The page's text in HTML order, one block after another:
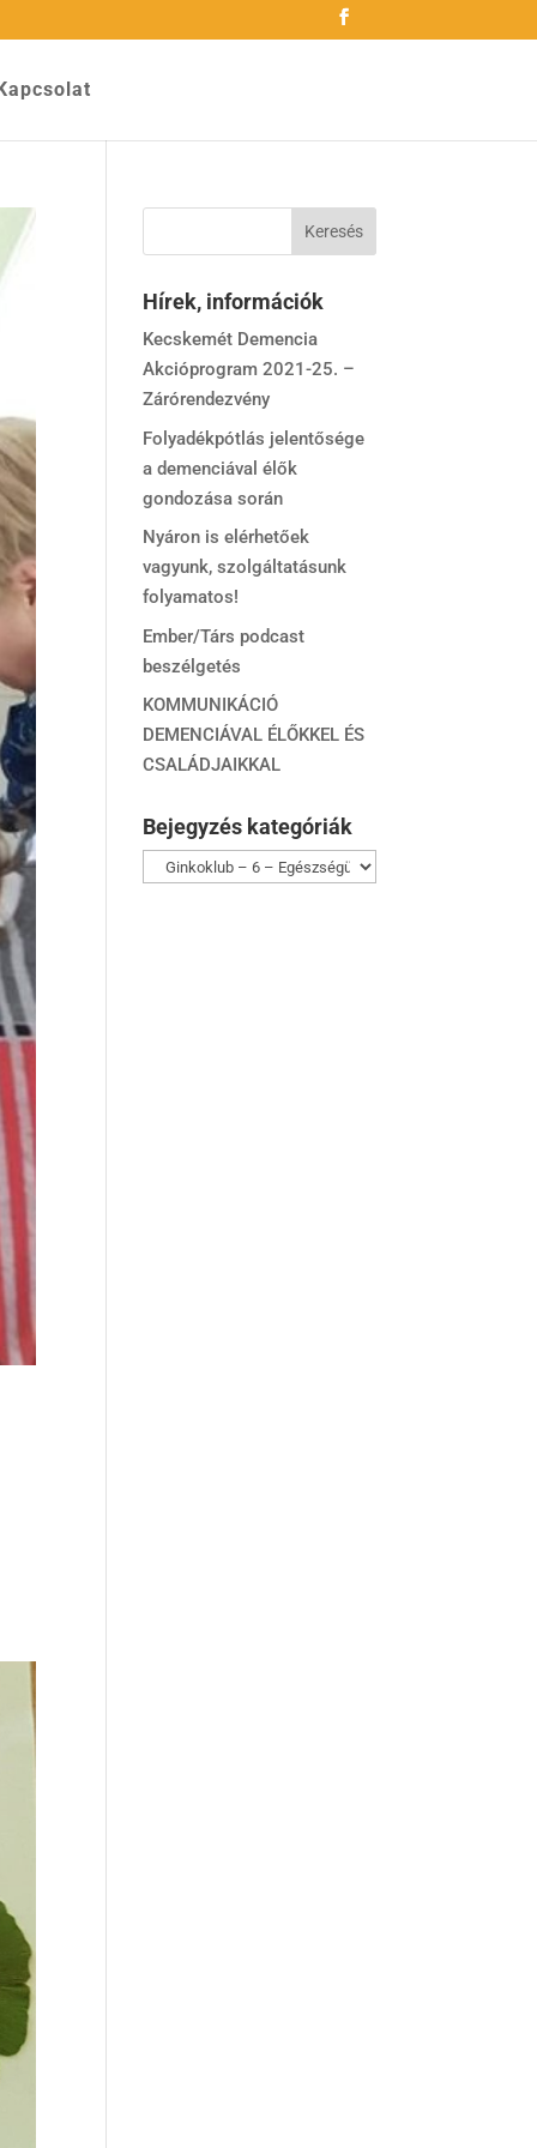
Hírek, információk
Kecskemét Demencia
Akcióprogram 2021-25. –
Zárórendezvény
Folyadékpótlás jelentősége
a demenciával élők
gondozása során
Nyáron is elérhetőek
vagyunk, szolgáltatásunk
folyamatos!
Ember/Társ podcast
beszélgetés
KOMMUNIKÁCIÓ
DEMENCIÁVAL ÉLŐKKEL ÉS
CSALÁDJAIKKAL
Bejegyzés kategóriák
Bejegyzés